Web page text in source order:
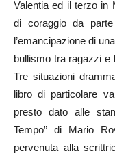
Valentia ed il terzo in
di coraggio da
l’emancipazione di
bullismo tra ragazzi e
Tre situazioni
libro di particolare
presto dato alle
Tempo” di Mario
pervenuta alla